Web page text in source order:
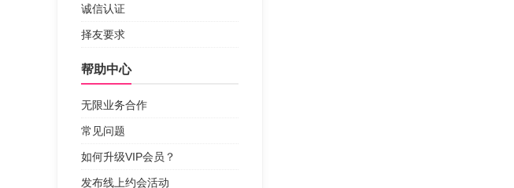
诚信认证
择友要求
帮助中心
无限业务合作
常见问题
如何升级VIP会员？
发布线上约会活动